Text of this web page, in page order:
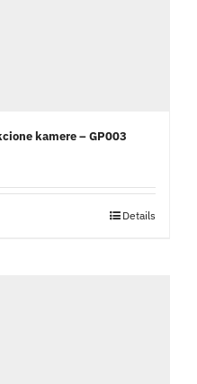
kamere – GP003
Details